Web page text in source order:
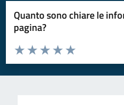
Quanto sono chiare le
pagina?
Valuta da 1 a 5 stelle la pagina
Valuta 5 stelle
Valuta 4 stelle su 5
Valuta 3 stelle su 5
Valuta 2 stelle su 5
Valuta 1 stelle su 5